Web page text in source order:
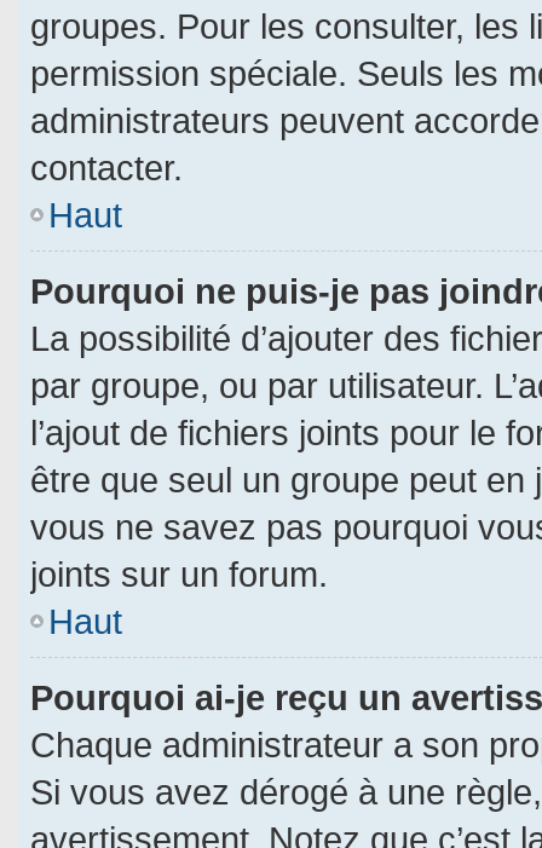
groupes. Pour les consulter, les
permission spéciale. Seuls les
administrateurs peuvent
contacter.
Haut
Pourquoi ne puis-je pas
La possibilité d’ajouter des
par groupe, ou par utilisateur.
l’ajout de fichiers joints pour le
être que seul un groupe peut en
vous ne savez pas pourquoi
joints sur un forum.
Haut
Pourquoi ai-je reçu un
Chaque administrateur a son
Si vous avez dérogé à une
avertissement. Notez que c’est